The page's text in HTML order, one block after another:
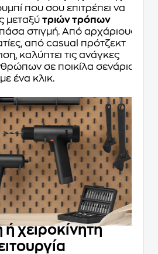
που σου επιτρέπει να
μεταξύ τριών τρόπων
στιγμή. Από αρχάριους
από casual πρότζεκτ
καλύπτει τις ανάγκες
σε ποικίλα σενάρια
με ένα κλικ.
χειροκίνητη